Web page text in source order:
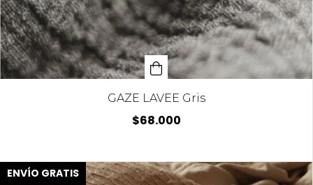
GAZE LAVEE Gris
$68.000
ENVÍO GRATIS